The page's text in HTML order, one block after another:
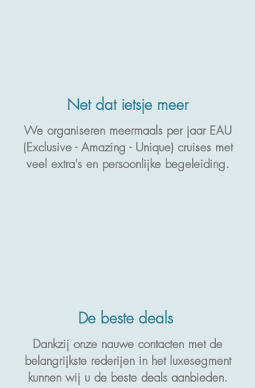
Net dat ietsje meer
We organiseren meermaals per jaar EAU
(Exclusive - Amazing - Unique) cruises met
veel extra's en persoonlijke begeleiding.
De beste deals
Dankzij onze nauwe contacten met de
belangrijkste rederijen in het luxesegment
kunnen wij u de beste deals aanbieden.